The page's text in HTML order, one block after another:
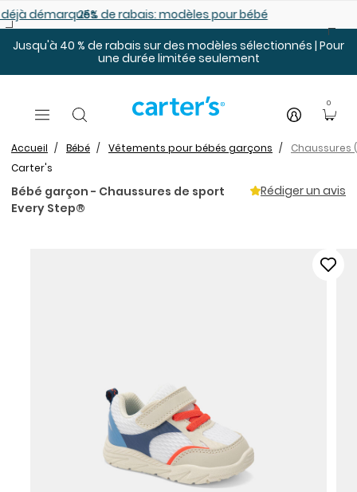
démarqués25% de rabais: modèles pour bébé
Jusqu'à 40 % de rabais sur des modèles sélectionnés | Pour
une durée limitée seulement
0
Accueil Bébé Vêtements pour bébés garçons
Chaussures
Carter's
Bébé garçon - Chaussures de sport
Every Step®
Rédiger un avis